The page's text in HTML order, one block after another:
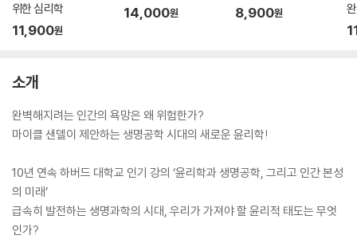
위한 심리학
11,900원
14,000원 8,900원
소개
완벽해지려는 인간의 욕망은 왜 위험한가?
마이클 샌델이 제안하는 생명공학 시대의 새로운 윤리학!
10년 연속 하버드 대학교 인기 강의 ‘윤리학과 생명공학, 그리고 인간 본성
의 미래’
급속히 발전하는 생명과학의 시대, 우리가 가져야 할 윤리적 태도는 무엇
인가?